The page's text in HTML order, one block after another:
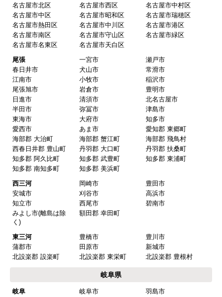
名古屋市北区
名古屋市西区
名古屋市中村区
名古屋市中区
名古屋市昭和区
名古屋市瑞穂区
名古屋市熱田区
名古屋市中川区
名古屋市港区
名古屋市南区
名古屋市守山区
名古屋市緑区
名古屋市名東区
名古屋市天白区
尾張
一宮市
瀬戸市
春日井市
犬山市
常滑市
江南市
小牧市
稲沢市
尾張旭市
岩倉市
豊明市
日進市
清須市
北名古屋市
半田市
弥冨市
津島市
東海市
大府市
知多市
愛西市
あま市
愛知郡 東郷町
海部郡 大治町
海部郡 蟹江町
海部郡 飛鳥村
西春日井郡 豊山町
丹羽郡 大口町
丹羽郡 扶桑町
知多郡 阿久比町
知多郡 武豊町
知多郡 東浦町
知多郡 南知多町
知多郡 美浜町
西三河
岡崎市
豊田市
安城市
刈谷市
高浜市
知立市
西尾市
碧南市
みよし市(離島は除
く)
額田郡 幸田町
東三河 豊橋市
豊川市
蒲郡市
田原市
新城市
北設楽郡 設楽町
北設楽郡 東栄町 北設楽郡 豊根村
岐阜県
岐阜 岐阜市
羽島市